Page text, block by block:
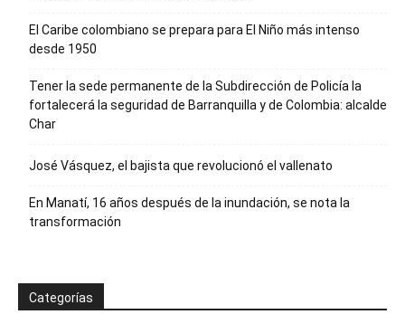
El Caribe colombiano se prepara para El Niño más intenso
desde 1950
Tener la sede permanente de la Subdirección de Policía la
fortalecerá la seguridad de Barranquilla y de Colombia: alcalde
Char
José Vásquez, el bajista que revolucionó el vallenato
En Manatí, 16 años después de la inundación, se nota la
transformación
Categorías